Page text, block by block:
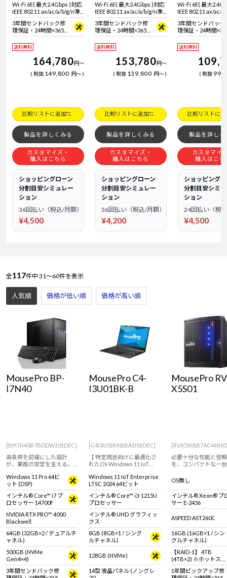
Wi-Fi 6E( 最大2.4Gbps )対応
IEEE 802.11 ax/ac/a/b/g/n準
拠 ＋ Bluetooth 5内蔵
3年間センドバック修
理保証・24時間×365
日電話サポート
送料無料
164,780円～
税抜 149,800 円～
比較リストに追加
製品を詳しくみる
カスタマイズ・
購入はこちら
ショッピングローン
分割目安シミュレー
ション
36回払い（税込/月額）
¥4,500
Wi-Fi 6E( 最大2.4Gbps )対応
IEEE 802.11 ax/ac/a/b/g/n準
拠 ＋ Bluetooth 5内蔵
3年間センドバック修
理保証・24時間×365
日電話サポート
送料無料
153,780円～
税抜 139,800 円～
比較リストに追加
製品を詳しくみる
カスタマイズ・
購入はこちら
ショッピングローン
分割目安シミュレー
ション
36回払い（税込/月額）
¥4,200
Wi-Fi 6E( 最大
IEEE 802.11 ax/ac/
拠 ＋ Bluetooth 5
3年間センドバック
理保証・24時間
日電話サポート
送料無料
税抜
比較リストに追
製品を詳しく
カスタマイ
購入はこち
ショッピング
分割目安シミ
ション
24回払い（税
¥4,500
全117件中 31～60件を表示
人気順 価格が低い順 価格が高い順
MousePro BP-
I7N40
[BPI7N40B7BDDW101DEC]
高負荷を前提にした設計
が、業務の安定を支える。
パソコン
Windows 11 Pro 64ビ
ット (DSP)
インテル® Core™ i7 プ
ロセッサー 14700F
NVIDIA RTX PRO™ 4000
Blackwell
64GB (32GB×2 / デュアルチ
ャネル)
500GB (NVMe
Gen4×4)
3年間センドバック修
MousePro C4-
I3U01BK-B
[C4I3U01BKBBA1I01DEC]
【 特定用途向けに最適化さ
れたOS Windows 11 IoT
とは異なります。 ※詳しく
は商品説明欄、Windows
IoT Enterprise特設ページを
ご覧ください】14型フルHD
液晶ノートパソコン
Windows 11 IoT Enterprise
LTSC 2024 64ビット
インテル® Core™ i3-1215U
プロセッサー
インテル® UHD グラフィッ
クス
8GB (8GB×1 / シング
ルチャネル)
128GB (NVMe)
14型 液晶パネル (ノングレ
MousePro
X5S01
必要十分な性能と信
を、コンパクトな一
OS無し
インテル® Xeon® プ
サー E-2436
ASPEED AST2600
16GB (16GB×1 / シン
グルチャネル)
【RAID-1】 4TB
(4TB×2) ※ホットスワ
ップ対応
1年間ピックアップ修